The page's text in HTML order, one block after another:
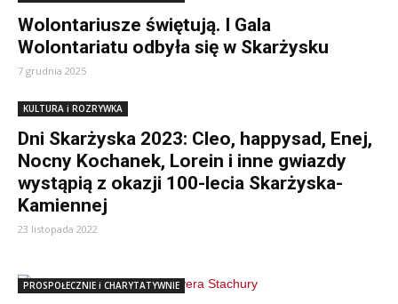
Wolontariusze świętują. I Gala
Wolontariatu odbyła się w Skarżysku
7 grudnia 2025
KULTURA i ROZRYWKA
Dni Skarżyska 2023: Cleo, happysad, Enej,
Nocny Kochanek, Lorein i inne gwiazdy
wystąpią z okazji 100-lecia Skarżyska-
Kamiennej
23 listopada 2022
PROSPOŁECZNIE i CHARYTATYWNIE